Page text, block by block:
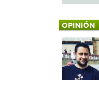
OPINIÓN